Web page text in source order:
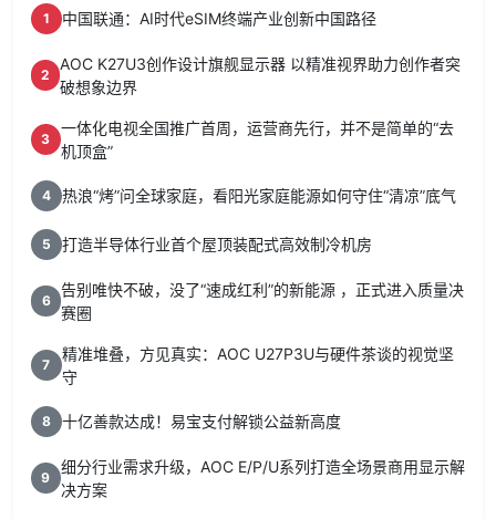
1 中国联通：AI时代eSIM终端产业创新中国路径
2
AOC K27U3创作设计旗舰显示器 以精准视界助力创作者突
破想象边界
3
一体化电视全国推广首周，运营商先行，并不是简单的“去
机顶盒”
4 热浪“烤”问全球家庭，看阳光家庭能源如何守住“清凉”底气
5 打造半导体行业首个屋顶装配式高效制冷机房
6
告别唯快不破，没了“速成红利”的新能源 ，正式进入质量决
赛圈
7
精准堆叠，方见真实：AOC U27P3U与硬件茶谈的视觉坚
守
8 十亿善款达成！易宝支付解锁公益新高度
9
细分行业需求升级，AOC E/P/U系列打造全场景商用显示解
决方案